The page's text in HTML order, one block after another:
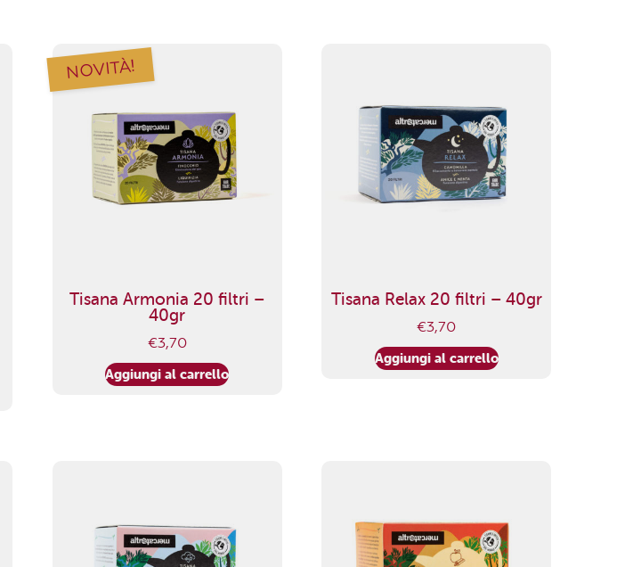
NOVITÀ!
Tisana Armonia 20 filtri –
40gr
€3,70
Aggiungi al carrello
Tisana Relax 20 filtri – 40gr
€3,70
Aggiungi al carrello